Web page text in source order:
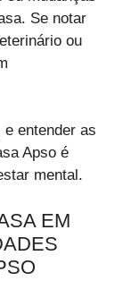
Se notar
ou
e entender as
Apso é
mental.
EM